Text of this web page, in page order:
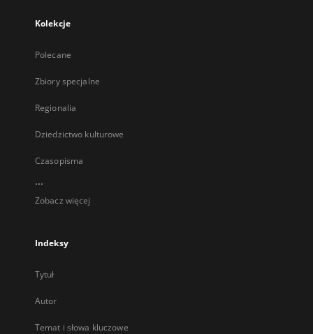
Kolekcje
Polecane
Zbiory specjalne
Regionalia
Dziedzictwo kulturowe
Czasopisma
...
Zobacz więcej
Indeksy
Tytuł
Autor
Temat i słowa kluczowe